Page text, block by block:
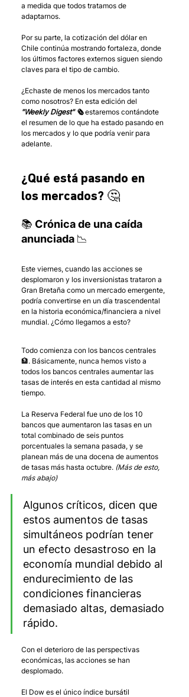
a medida que todos tratamos de
adaptarnos.
Por su parte, la cotización del dólar en
Chile continúa mostrando fortaleza, donde
los últimos factores externos siguen siendo
claves para el tipo de cambio.
¿Echaste de menos los mercados tanto
como nosotros? En esta edición del
"Weekly Digest" 🗞 estaremos contándote
el resumen de lo que ha estado pasando en
los mercados y lo que podría venir para
adelante.
¿Qué está pasando en
los mercados? 🤔
📚 Crónica de una caída
anunciada 📉
Este viernes, cuando las acciones se
desplomaron y los inversionistas trataron a
Gran Bretaña como un mercado emergente,
podría convertirse en un día trascendental
en la historia económica/financiera a nivel
mundial. ¿Cómo llegamos a esto?
Todo comienza con los bancos centrales
🏦. Básicamente, nunca hemos visto a
todos los bancos centrales aumentar las
tasas de interés en esta cantidad al mismo
tiempo.
La Reserva Federal fue uno de los 10
bancos que aumentaron las tasas en un
total combinado de seis puntos
porcentuales la semana pasada, y se
planean más de una docena de aumentos
de tasas más hasta octubre. (Más de esto,
más abajo)
Algunos críticos, dicen que
estos aumentos de tasas
simultáneos podrían tener
un efecto desastroso en la
economía mundial debido al
endurecimiento de las
condiciones financieras
demasiado altas, demasiado
rápido.
Con el deterioro de las perspectivas
económicas, las acciones se han
desplomado.
El Dow es el único índice bursátil